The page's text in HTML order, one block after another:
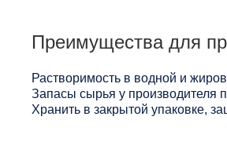
Преимущества для
Растворимость в водной и
Запасы сырья у производителя
Хранить в закрытой упаковке,